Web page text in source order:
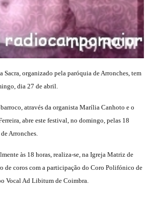
Sacra, organizado pela paróquia de Arronches, tem
dia 27 de abril.
através da organista Marília Canhoto e o
abre este festival, no domingo, pelas 18
Arronches.
às 18 horas, realiza-se, na Igreja Matriz de
de coros com a participação do Coro Polifónico de
Vocal Ad Libitum de Coimbra.